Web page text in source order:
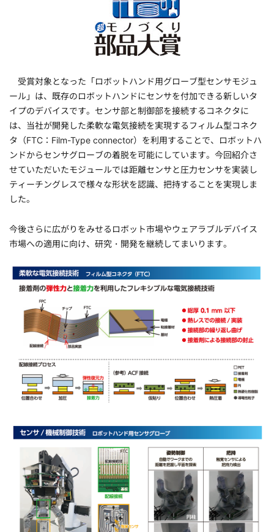
受賞対象となった「ロボットハンド用グローブ型センサモジュ
ール」は、既存のロボットハンドにセンサを付加できる新しいタ
イプのデバイスです。センサ部と制御部を接続するコネクタに
は、当社が開発した柔軟な電気接続を実現するフィルム型コネク
タ（FTC：Film-Type connector）を利用することで、ロボットハ
ンドからセンサグローブの着脱を可能にしています。今回紹介さ
せていただいたモジュールでは距離センサと圧力センサを実装し
ティーチングレスで様々な形状を認識、把持することを実現しま
した。
今後さらに広がりをみせるロボット市場やウェアラブルデバイス
市場への適用に向け、研究・開発を継続してまいります。